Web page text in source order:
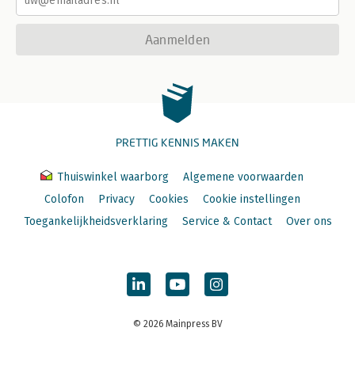
Aanmelden
PRETTIG KENNIS MAKEN
Thuiswinkel waarborg
Algemene voorwaarden
Colofon
Privacy Cookies
Cookie instellingen
Toegankelijkheidsverklaring
Service & Contact Over ons
© 2026 Mainpress BV